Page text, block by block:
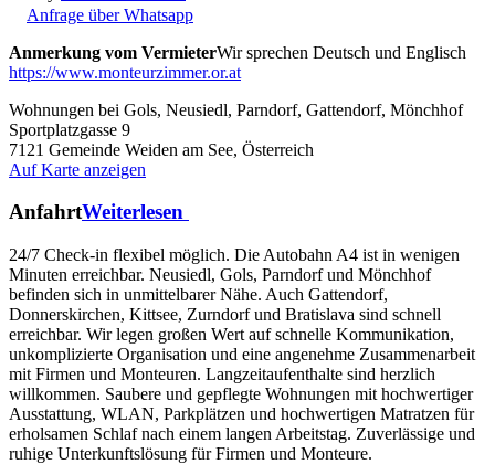
Anfrage über Whatsapp
Anmerkung vom VermieterWir sprechen Deutsch und Englisch
https://www.monteurzimmer.or.at
Wohnungen bei Gols, Neusiedl, Parndorf, Gattendorf, Mönchhof
Sportplatzgasse 9
7121 Gemeinde Weiden am See, Österreich
Auf Karte anzeigen
AnfahrtWeiterlesen
24/7 Check-in flexibel möglich. Die Autobahn A4 ist in wenigen
Minuten erreichbar. Neusiedl, Gols, Parndorf und Mönchhof
befinden sich in unmittelbarer Nähe. Auch Gattendorf,
Donnerskirchen, Kittsee, Zurndorf und Bratislava sind schnell
erreichbar. Wir legen großen Wert auf schnelle Kommunikation,
unkomplizierte Organisation und eine angenehme Zusammenarbeit
mit Firmen und Monteuren. Langzeitaufenthalte sind herzlich
willkommen. Saubere und gepflegte Wohnungen mit hochwertiger
Ausstattung, WLAN, Parkplätzen und hochwertigen Matratzen für
erholsamen Schlaf nach einem langen Arbeitstag. Zuverlässige und
ruhige Unterkunftslösung für Firmen und Monteure.